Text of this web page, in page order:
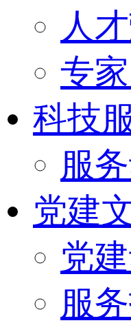
人
专
科技
服
党建
党
服